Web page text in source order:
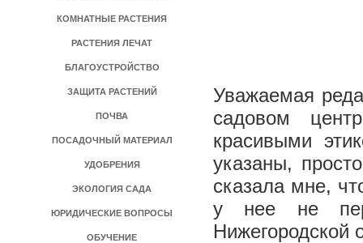
КОМНАТНЫЕ РАСТЕНИЯ
РАСТЕНИЯ ЛЕЧАТ
БЛАГОУСТРОЙСТВО
ЗАЩИТА РАСТЕНИЙ
ПОЧВА
ПОСАДОЧНЫЙ МАТЕРИАЛ
УДОБРЕНИЯ
ЭКОЛОГИЯ САДА
ЮРИДИЧЕСКИЕ ВОПРОСЫ
ОБУЧЕНИЕ
Уважаемая
садовом
красивыми
указаны,
сказала мне,
у нее не
Нижегородской